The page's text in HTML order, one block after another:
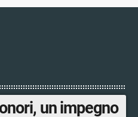
un impegno